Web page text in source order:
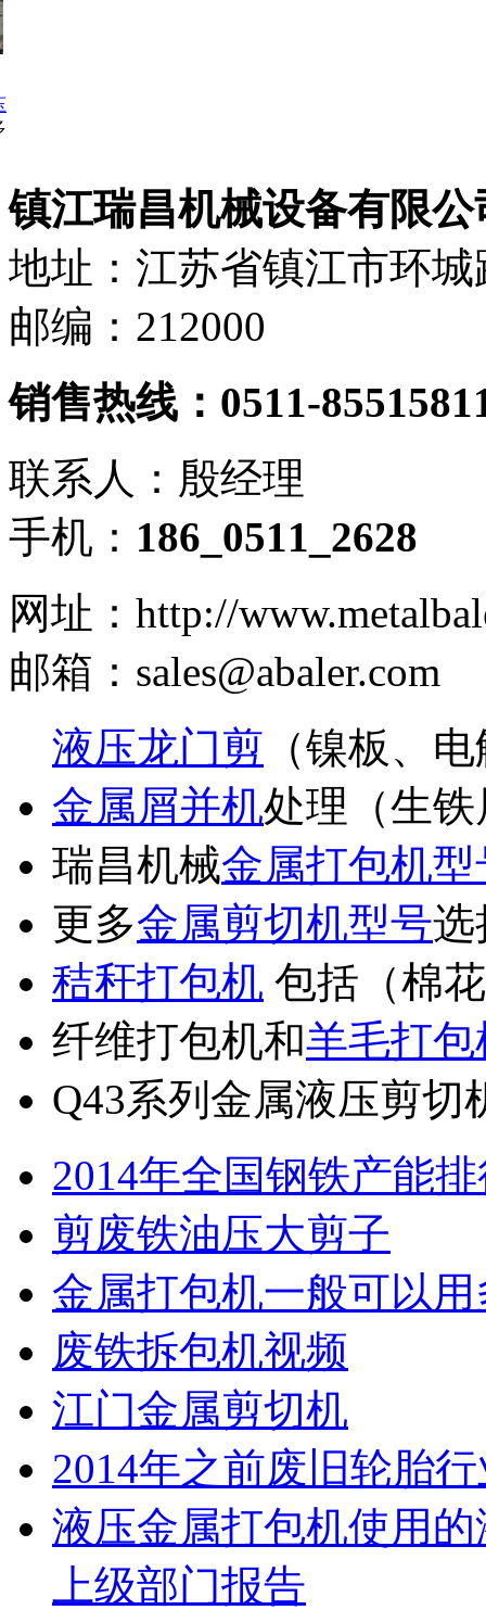
镇江瑞昌机械设备有限公
地址：江苏省镇江市环城
邮编：212000
销售热线：0511-
联系人：殷经理
手机： 186_0511_2628
网址：http://
邮箱：sales@abaler.com
液压龙门剪 （镍板、
金属屑并机处理（生
瑞昌机械金属打包机型
更多金属剪切机型号选
秸秆打包机 包括（棉
纤维打包机和羊毛打包
Q43系列金属液压剪切
2014年全国钢铁产能
剪废铁油压大剪子
金属打包机一般可以用
废铁拆包机视频
江门金属剪切机
2014年之前废旧轮胎
液压金属打包机使用
上级部门报告